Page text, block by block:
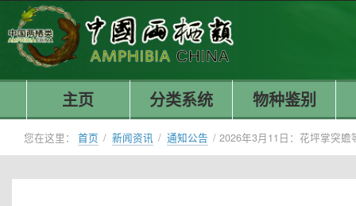
主页 分类系统 物种鉴别
您在这里： 首页 / 新闻资讯 / 通知公告 / 2026年3月11日：花坪掌突蟾